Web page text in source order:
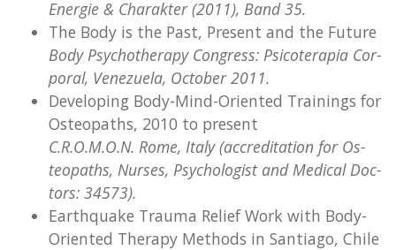
Ener­gie & Cha­rak­ter (2011), Band 35.
The Body is the Past, Pre­sent and the Fu­ture
Body Psy­cho­the­ra­py Con­gress: Psi­co­te­ra­pia Cor­
po­ral, Ve­ne­zue­la, Oc­to­ber 2011.
De­ve­lo­ping Body-Mind-Ori­en­ted Trai­nings for
Os­teo­paths, 2010 to pre­sent
C.R.O.M.O.N. Rome, Italy (ac­cre­di­ta­ti­on for Os­
teo­paths, Nur­ses, Psy­cho­lo­gist and Me­di­cal Doc­
tors: 34573).
Ear­th­qua­ke Trau­ma Re­lief Work with Body-
Ori­en­ted The­ra­py Methods in San­tia­go, Chile